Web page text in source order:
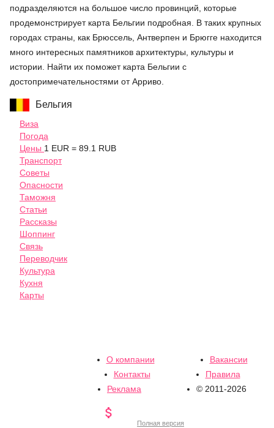
подразделяются на большое число провинций, которые
продемонстрирует карта Бельгии подробная. В таких крупных
городах страны, как Брюссель, Антверпен и Брюгге находится
много интересных памятников архитектуры, культуры и
истории. Найти их поможет карта Бельгии с
достопримечательностями от Арриво.
Бельгия
Виза
Погода
Цены 1 EUR = 89.1 RUB
Транспорт
Советы
Опасности
Таможня
Статьи
Рассказы
Шоппинг
Связь
Переводчик
Культура
Кухня
Карты
О компании
Вакансии
Контакты
Правила
Реклама
© 2011-2026

Полная версия